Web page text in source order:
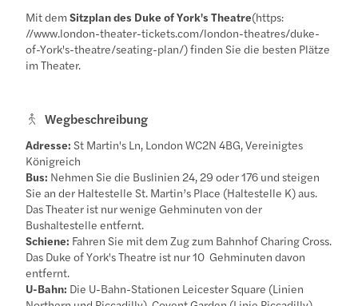
Mit demSitzplan des Duke of York's Theatre(https:
//www.london-theater-tickets.com/london-theatres/duke-
of-York's-theatre/seating-plan/) finden Sie die besten Plätze
im Theater.
Wegbeschreibung
Adresse: St Martin's Ln, London WC2N 4BG, Vereinigtes
Königreich
Bus: Nehmen Sie die Buslinien 24, 29 oder 176 und steigen
Sie an der Haltestelle St. Martin’s Place (Haltestelle K) aus.
Das Theater ist nur wenige Gehminuten von der
Bushaltestelle entfernt.
Schiene: Fahren Sie mit dem Zug zum Bahnhof Charing Cross.
Das Duke of York's Theatre ist nur 10 Gehminuten davon
entfernt.
U-Bahn: Die U-Bahn-Stationen Leicester Square (Linien